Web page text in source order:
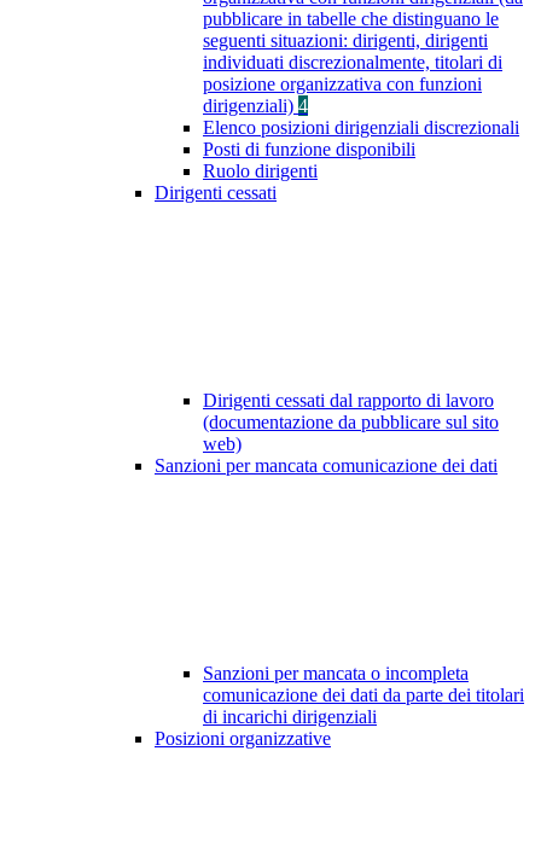
pubblicare in tabelle che distinguano le
seguenti situazioni: dirigenti, dirigenti
individuati discrezionalmente, titolari di
posizione organizzativa con funzioni
dirigenziali) 4
Elenco posizioni dirigenziali discrezionali
Posti di funzione disponibili
Ruolo dirigenti
Dirigenti cessati
Dirigenti cessati dal rapporto di lavoro
(documentazione da pubblicare sul sito
web)
Sanzioni per mancata comunicazione dei dati
Sanzioni per mancata o incompleta
comunicazione dei dati da parte dei titolari
di incarichi dirigenziali
Posizioni organizzative